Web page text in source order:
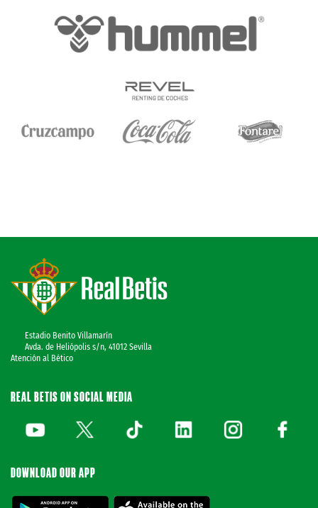
Estadio Benito Villamarín
Avda. de Heliópolis s/n, 41012 Sevilla
Atención al Bético
REAL BETIS ON SOCIAL MEDIA
DOWNLOAD OUR APP